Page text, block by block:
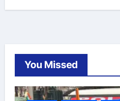
You Missed